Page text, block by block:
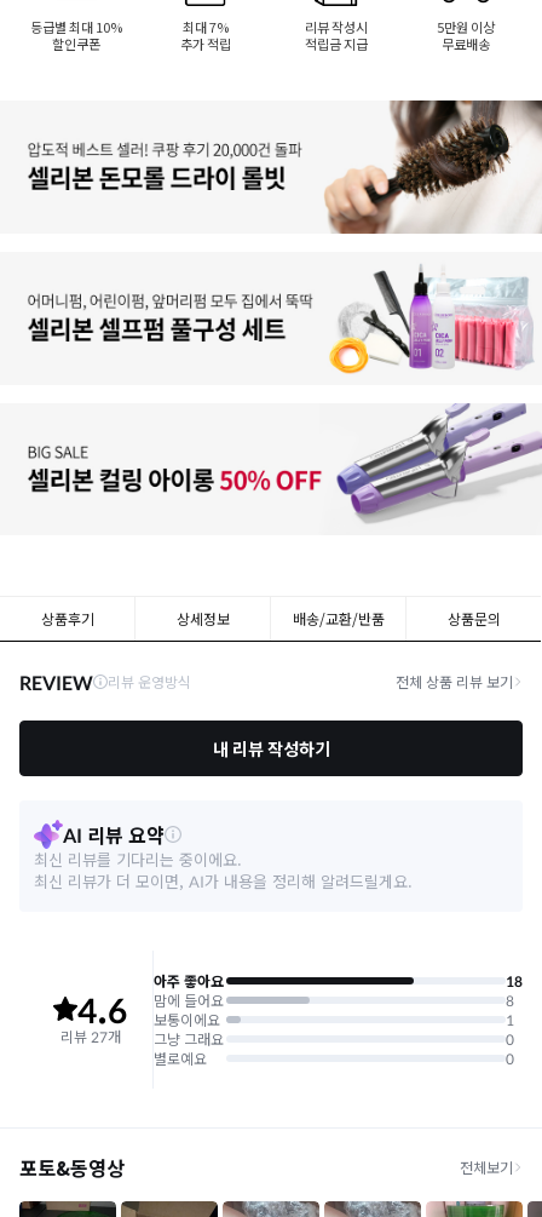
등급별 최대 10%
할인쿠폰
최대 7%
추가 적립
리뷰 작성시
적립금 지급
5만원 이상
무료배송
상품후기 상세정보 배송/교환/반품 상품문의